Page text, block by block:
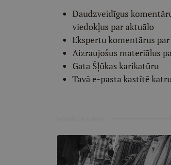
Daudzveidīgus
viedokļus par aktuālo
Ekspertu komentārus
Aizraujošus materiālus
Gata Šļūkas karikatūru
Tavā e-pasta kastītē